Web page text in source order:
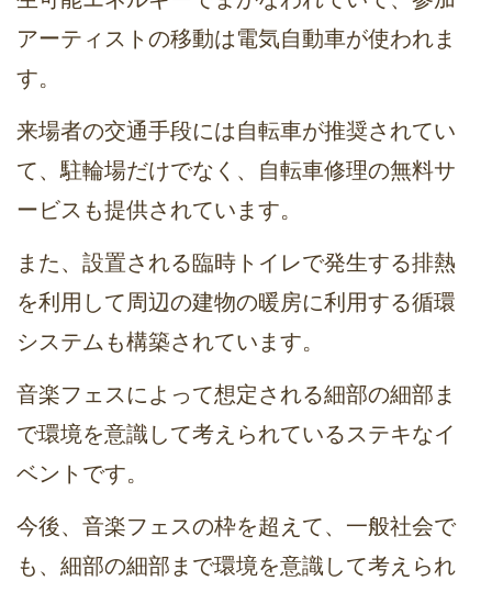
アーティストの移動は電気自動車が使われま
す。
来場者の交通手段には自転車が推奨されてい
て、駐輪場だけでなく、自転車修理の無料サ
ービスも提供されています。
また、設置される臨時トイレで発生する排熱
を利用して周辺の建物の暖房に利用する循環
システムも構築されています。
音楽フェスによって想定される細部の細部ま
で環境を意識して考えられているステキなイ
ベントです。
今後、音楽フェスの枠を超えて、一般社会で
も、細部の細部まで環境を意識して考えられ